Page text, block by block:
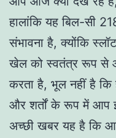
हालांकि यह बिल-सी
संभावना है, क्योंकि
खेल को स्वतंत्र रूप से
करता है, भूल नहीं है
और शर्तों के रूप में आप
अच्छी खबर यह है कि